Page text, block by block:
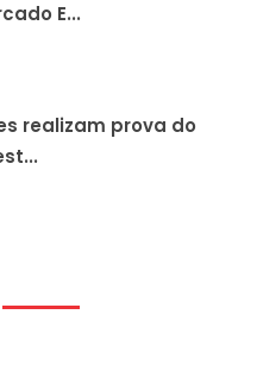
E...
realizam prova do